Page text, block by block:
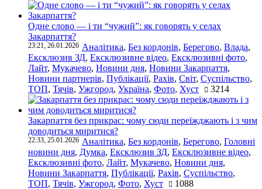
Одне слово — і ти “чужий”: як говорять у селах
Закарпаття?
23:21, 26.01.2026 Аналітика, Без кордонів, Берегово, Влада,
Ексклюзив ЗД, Ексклюзивне відео, Ексклюзивні фото,
Лайт, Мукачево, Новини дня, Новини Закарпаття,
Новини партнерів, Публікації, Рахів, Світ, Суспільство,
ТОП, Тячів, Ужгород, Україна, Фото, Хуст 3214
Закарпаття без прикрас: чому сюди переїжджають і з чим
доводиться миритися?
22:33, 25.01.2026 Аналітика, Без кордонів, Берегово, Головні
новини дня, Думка, Ексклюзив ЗД, Ексклюзивне відео,
Ексклюзивні фото, Лайт, Мукачево, Новини дня,
Новини Закарпаття, Публікації, Рахів, Суспільство,
ТОП, Тячів, Ужгород, Фото, Хуст 1088